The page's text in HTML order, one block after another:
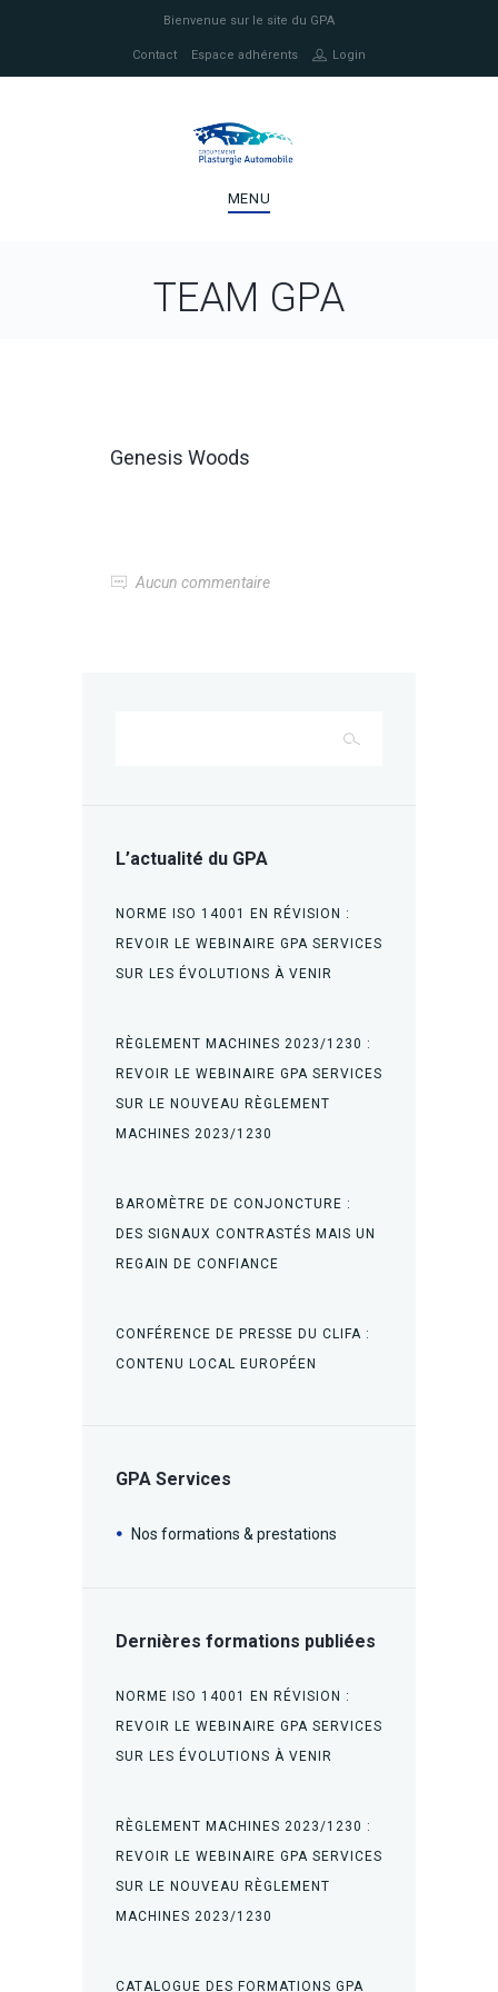
Bienvenue sur le site du GPA
Contact Espace adhérents Login
MENU
TEAM GPA
Genesis Woods
Aucun commentaire
L’actualité du GPA
NORME ISO 14001 EN RÉVISION :
REVOIR LE WEBINAIRE GPA SERVICES
SUR LES ÉVOLUTIONS À VENIR
RÈGLEMENT MACHINES 2023/1230 :
REVOIR LE WEBINAIRE GPA SERVICES
SUR LE NOUVEAU RÈGLEMENT
MACHINES 2023/1230
BAROMÈTRE DE CONJONCTURE :
DES SIGNAUX CONTRASTÉS MAIS UN
REGAIN DE CONFIANCE
CONFÉRENCE DE PRESSE DU CLIFA :
CONTENU LOCAL EUROPÉEN
GPA Services
Nos formations & prestations
Dernières formations publiées
NORME ISO 14001 EN RÉVISION :
REVOIR LE WEBINAIRE GPA SERVICES
SUR LES ÉVOLUTIONS À VENIR
RÈGLEMENT MACHINES 2023/1230 :
REVOIR LE WEBINAIRE GPA SERVICES
SUR LE NOUVEAU RÈGLEMENT
MACHINES 2023/1230
CATALOGUE DES FORMATIONS GPA